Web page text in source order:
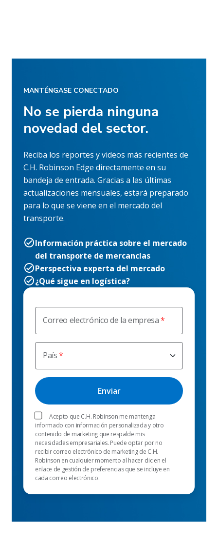
Correo electrónico de la empresa
País
Acepto que C.H. Robinson me mantenga
informado con información personalizada y otro
contenido de marketing que respalde mis
necesidades empresariales. Puede optar por no
recibir correo electrónico de marketing de C.H.
Robinson en cualquier momento al hacer clic en el
enlace de gestión de preferencias que se incluye en
cada correo electrónico.
MANTÉNGASE CONECTADO
No se pierda ninguna
novedad del sector.
Reciba los reportes y videos más recientes de
C.H. Robinson Edge directamente en su
bandeja de entrada. Gracias a las últimas
actualizaciones mensuales, estará preparado
para lo que se viene en el mercado del
transporte.
Información práctica sobre el mercado
del transporte de mercancías
Perspectiva experta del mercado
¿Qué sigue en logística?